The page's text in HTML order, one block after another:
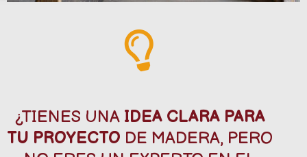
¿TIENES UNA IDEA CLARA PARA
TU PROYECTO DE MADERA, PERO